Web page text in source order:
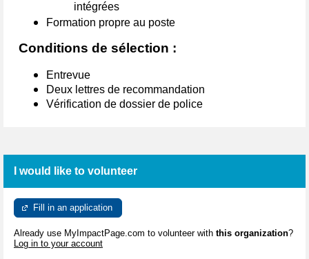
intégrées
Formation propre au poste
Conditions de sélection :
Entrevue
Deux lettres de recommandation
Vérification de dossier de police
I would like to volunteer
Fill in an application
Already use MyImpactPage.com to volunteer with this organization?
Log in to your account